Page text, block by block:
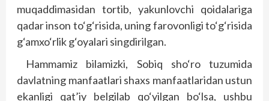
muqaddimasidan tortib, yakunlovchi qoidalariga
qadar inson to‘g‘risida, uning farovonligi to‘g‘risida
g‘amxo‘rlik g‘oyalari singdirilgan.
Hammamiz bilamizki, Sobiq sho‘ro tuzumida
davlatning manfaatlari shaxs manfaatlaridan ustun
ekanligi qat’iy belgilab qo‘yilgan bo‘lsa, ushbu